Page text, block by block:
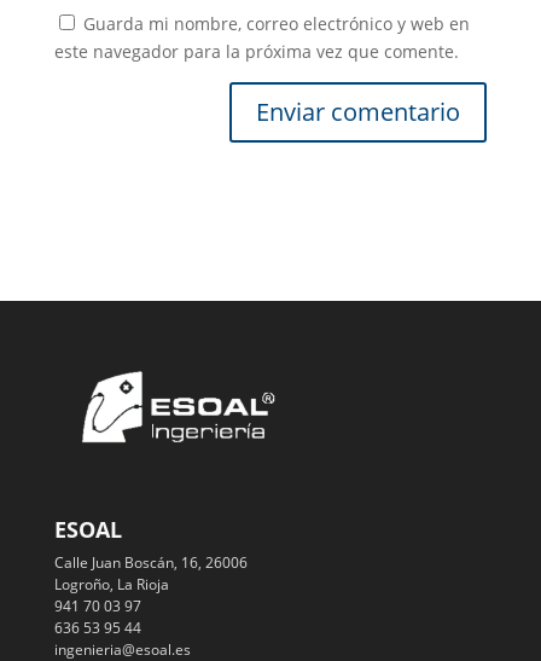
Guarda mi nombre, correo electrónico y web en
este navegador para la próxima vez que comente.
ESOAL
Calle Juan Boscán, 16, 26006
Logroño, La Rioja
941 70 03 97
636 53 95 44
ingenieria@esoal.es